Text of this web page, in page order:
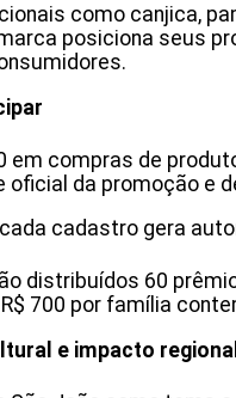
como canjica,
posiciona seus
em compras de
oficial da promoção e
cadastro gera
distribuídos 60
700 por família
e impacto regional